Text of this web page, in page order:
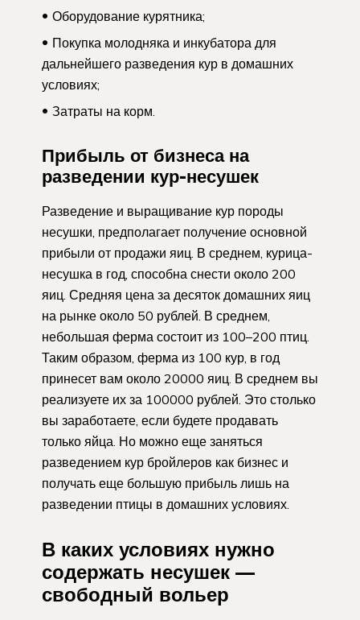
Оборудование курятника;
Покупка молодняка и инкубатора для
дальнейшего разведения кур в домашних
условиях;
Затраты на корм.
Прибыль от бизнеса на
разведении кур-несушек
Разведение и выращивание кур породы
несушки, предполагает получение основной
прибыли от продажи яиц. В среднем, курица-
несушка в год, способна снести около 200
яиц. Средняя цена за десяток домашних яиц
на рынке около 50 рублей. В среднем,
небольшая ферма состоит из 100–200 птиц.
Таким образом, ферма из 100 кур, в год
принесет вам около 20000 яиц. В среднем вы
реализуете их за 100000 рублей. Это столько
вы заработаете, если будете продавать
только яйца. Но можно еще заняться
разведением кур бройлеров как бизнес и
получать еще большую прибыль лишь на
разведении птицы в домашних условиях.
В каких условиях нужно
содержать несушек —
свободный вольер